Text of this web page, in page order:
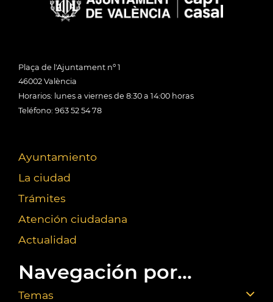
Plaça de l'Ajuntament nº 1
46002 València
Horarios: lunes a viernes de 8:30 a 14:00 horas
Teléfono: 963 52 54 78
Ayuntamiento
La ciudad
Trámites
Atención ciudadana
Actualidad
Navegación por...
Temas